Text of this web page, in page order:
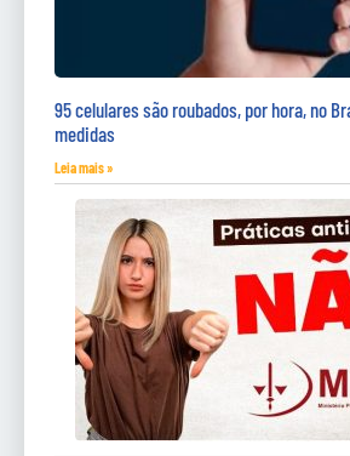
95 celulares são roubados, por hora, no
medidas
Leia mais »